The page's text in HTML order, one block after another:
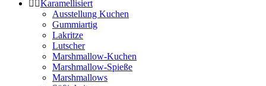
Karamellisiert
Ausstellung Kuchen
Gummiartig
Lakritze
Lutscher
Marshmallow-Kuchen
Marshmallow-Spieße
Marshmallows